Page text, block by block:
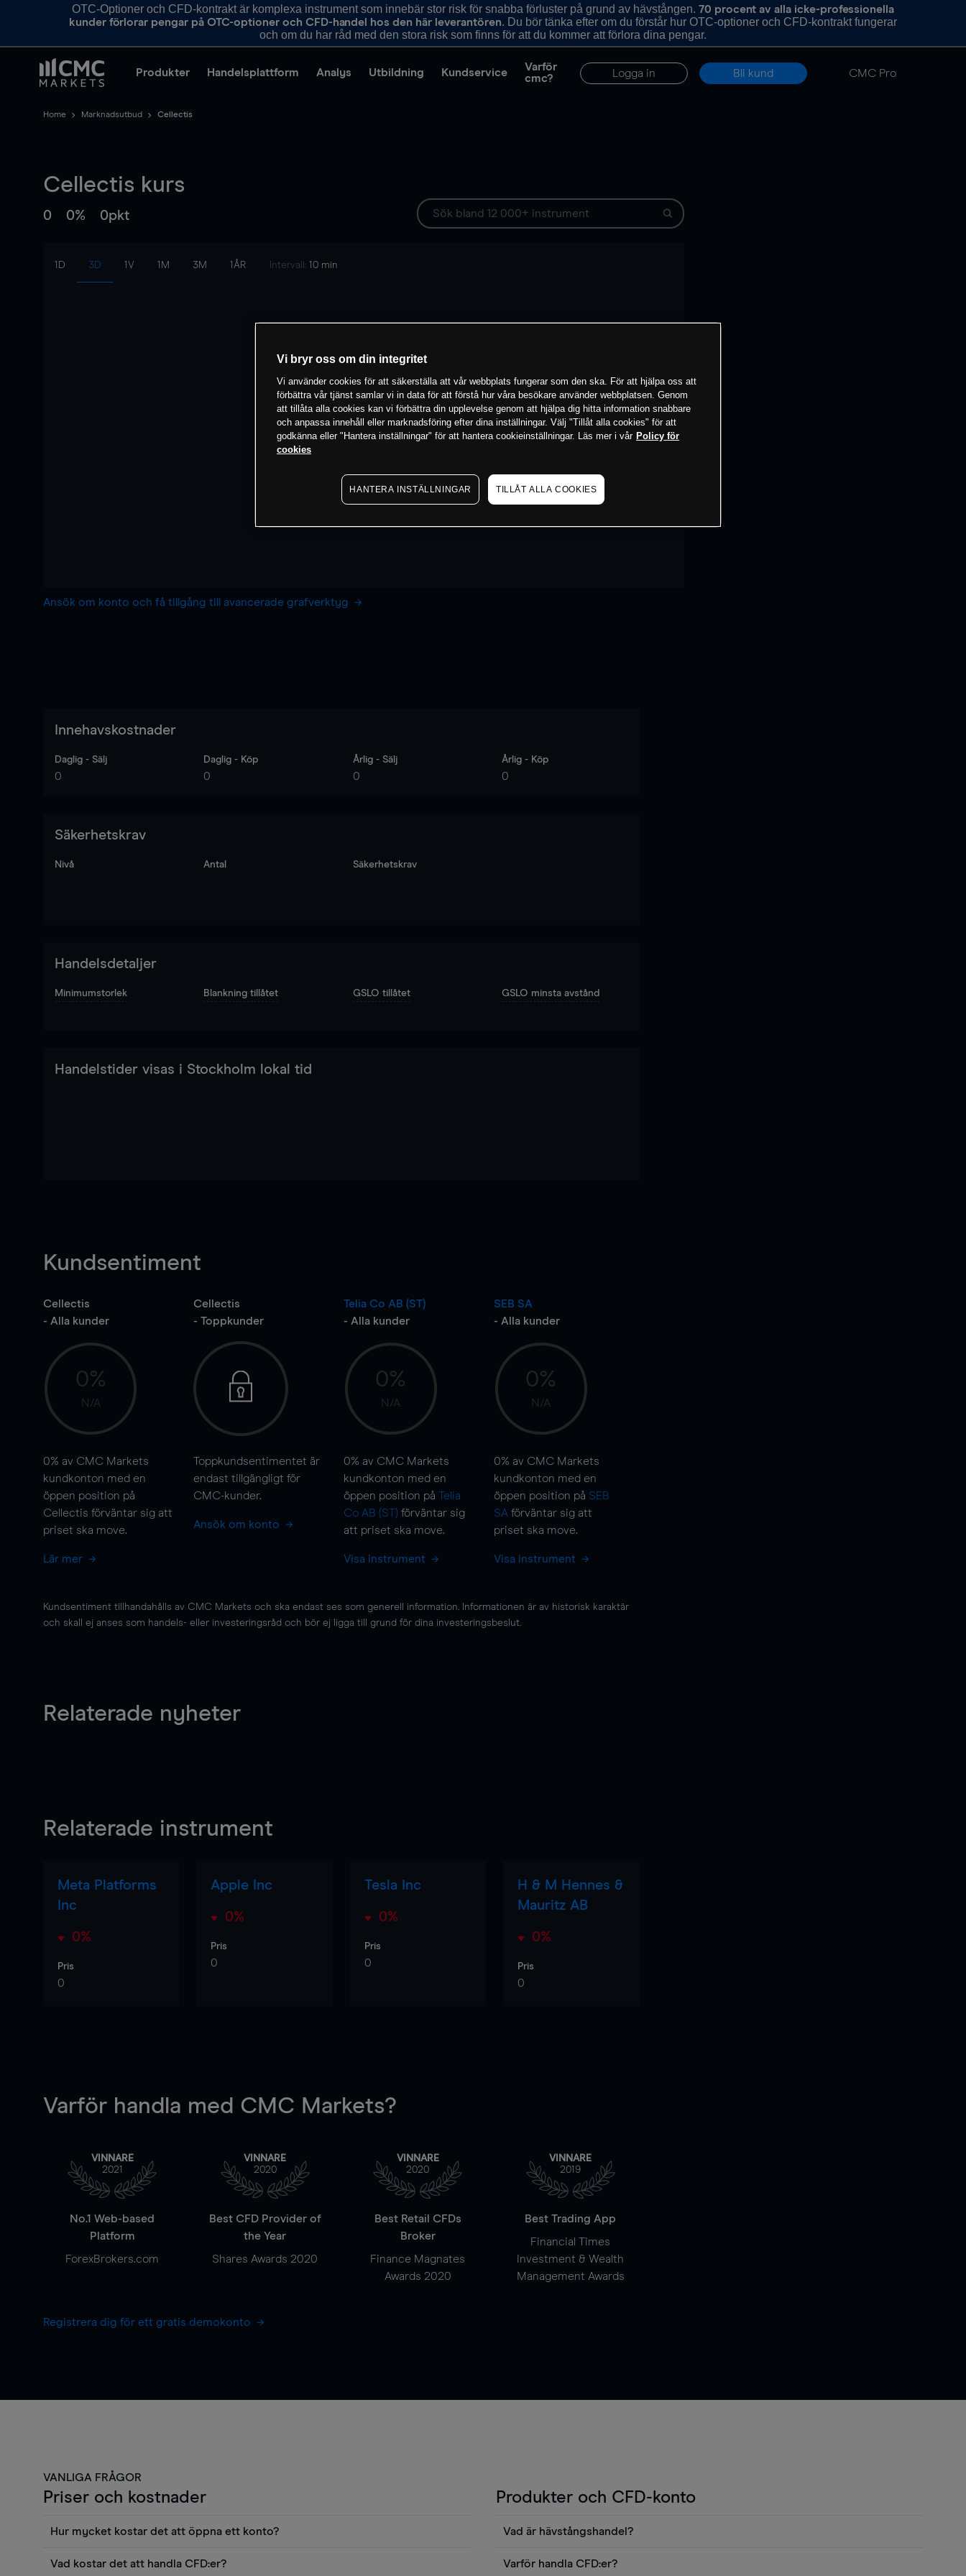
OTC-Optioner och CFD-kontrakt är komplexa instrument som innebär stor risk för snabba förluster på grund av hävstången. 70 procent av alla icke-professionella
kunder förlorar pengar på OTC-optioner och CFD-handel hos den här leverantören. Du bör tänka efter om du förstår hur OTC-optioner och CFD-kontrakt fungerar
och om du har råd med den stora risk som finns för att du kommer att förlora dina pengar.
Produkter Handelsplattform Analys Utbildning Kundservice
Varför
cmc?
Logga in Bli kund CMC Pro
Home Marknadsutbud Cellectis
Cellectis kurs
0 0% 0pkt
1D 3D 1V 1M 3M 1ÅR Intervall: 10 min
Ansök om konto och få tillgång till avancerade grafverktyg
Innehavskostnader
Daglig - Sälj
0
Daglig - Köp
0
Årlig - Sälj
0
Årlig - Köp
0
Säkerhetskrav
Nivå Antal Säkerhetskrav
Handelsdetaljer
Minimumstorlek Blankning tillåtet GSLO tillåtet GSLO minsta avstånd
Handelstider visas i Stockholm lokal tid
Kundsentiment
Cellectis
- Alla kunder
0%
N/A
0% av CMC Markets
kundkonton med en
öppen position på
Cellectis förväntar sig att
priset ska move.
Lär mer
Cellectis
- Toppkunder
Toppkundsentimentet är
endast tillgängligt för
CMC-kunder.
Ansök om konto
Telia Co AB (ST)
- Alla kunder
0%
N/A
0% av CMC Markets
kundkonton med en
öppen position på Telia
Co AB (ST) förväntar sig
att priset ska move.
Visa instrument
SEB SA
- Alla kunder
0%
N/A
0% av CMC Markets
kundkonton med en
öppen position på SEB
SA förväntar sig att
priset ska move.
Visa instrument
Kundsentiment tillhandahålls av CMC Markets och ska endast ses som generell information. Informationen är av historisk karaktär
och skall ej anses som handels- eller investeringsråd och bör ej ligga till grund för dina investeringsbeslut.
Relaterade nyheter
Relaterade instrument
Meta Platforms
Inc
0%
Pris
0
Apple Inc
0%
Pris
0
Tesla Inc
0%
Pris
0
H & M Hennes &
Mauritz AB
0%
Pris
0
Varför handla med CMC Markets?
VINNARE
2021
No.1 Web-based
Platform
ForexBrokers.com
VINNARE
2020
Best CFD Provider of
the Year
Shares Awards 2020
VINNARE
2020
Best Retail CFDs
Broker
Finance Magnates
Awards 2020
VINNARE
2019
Best Trading App
Financial Times
Investment & Wealth
Management Awards
Registrera dig för ett gratis demokonto
VANLIGA FRÅGOR
Priser och kostnader
Hur mycket kostar det att öppna ett konto?
Vad kostar det att handla CFD:er?
Produkter och CFD-konto
Vad är hävstångshandel?
Varför handla CFD:er?
Vi bryr oss om din integritet
Vi använder cookies för att säkerställa att vår webbplats fungerar som den ska. För att hjälpa oss att
förbättra vår tjänst samlar vi in data för att förstå hur våra besökare använder webbplatsen. Genom
att tillåta alla cookies kan vi förbättra din upplevelse genom att hjälpa dig hitta information snabbare
och anpassa innehåll eller marknadsföring efter dina inställningar. Välj "Tillåt alla cookies" för att
godkänna eller "Hantera inställningar" för att hantera cookieinställningar. Läs mer i vår Policy för
cookies
HANTERA INSTÄLLNINGAR TILLÅT ALLA COOKIES